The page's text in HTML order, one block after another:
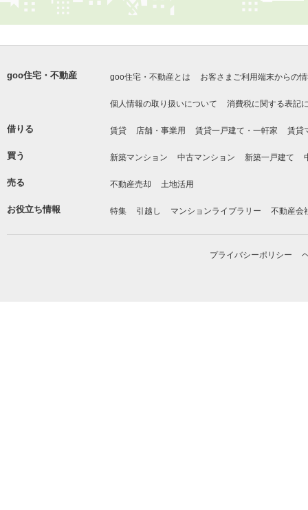
goo住宅・不動産 goo住宅・不動産とは お客さまご利用端末からの
個人情報の取り扱いについて 消費税に関する表記
借りる 賃貸 店舗・事業用 賃貸一戸建て・一軒家 賃貸
買う 新築マンション 中古マンション 新築一戸建て
売る 不動産売却 土地活用
お役立ち情報 特集 引越し マンションライブラリー 不動産会
プライバシーポリシー